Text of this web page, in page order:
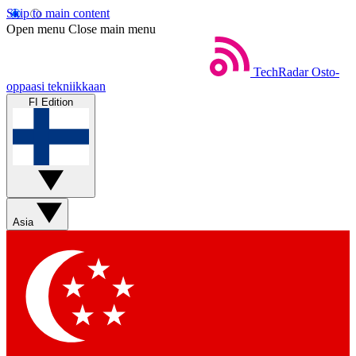
Skip to main content
Open menu Close main menu
TechRadar Osto-
oppaasi tekniikkaan
FI Edition
Asia